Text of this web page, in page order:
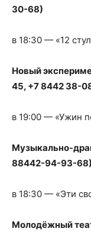
30-68)
в 18:30 — «12
Новый
45, +7 8442 38-
в 19:00 — «Ужин
Музыкально-
88442-94-93-
в 18:30 — «Эти
Молодёжный